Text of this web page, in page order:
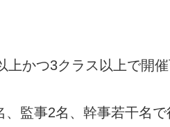
かつ3クラス以上で開
監事2名、幹事若干名で